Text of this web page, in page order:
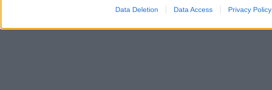
Data Deletion Data Access Privacy Policy